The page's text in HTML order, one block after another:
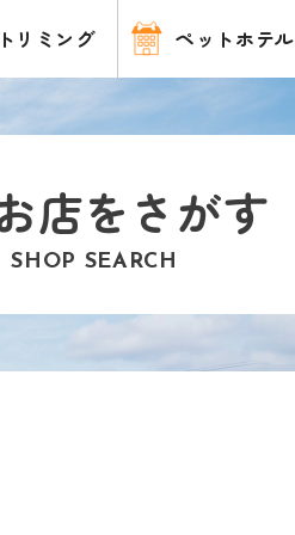
トリミング ペットホテル
店をさがす
SHOP SEARCH